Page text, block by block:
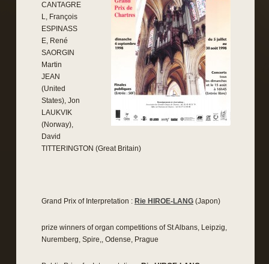
CANTAGRE
L, François
ESPINASS
E, René
SAORGIN
Martin
JEAN
(United
States), Jon
LAUKVIK
(Norway),
David
TITTERINGTON (Great Britain)
Grand Prix of Interpretation : Rie HIROE-LANG (Japon)
prize winners of organ competitions of St Albans, Leipzig,
Nuremberg, Spire,, Odense, Prague